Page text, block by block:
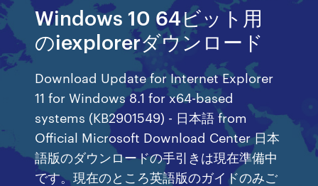
Windows 10 64ビット用
のiexplorerダウンロード
Download Update for Internet Explorer
11 for Windows 8.1 for x64-based
systems (KB2901549) - 日本語 from
Official Microsoft Download Center 日本
語版のダウンロードの手引きは現在準備中
です。現在のところ英語版のガイドのみご